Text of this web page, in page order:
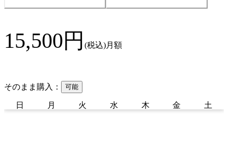
15,500円 (税込)月額
そのまま購入： 可能
日 月 火 水 木 金 土